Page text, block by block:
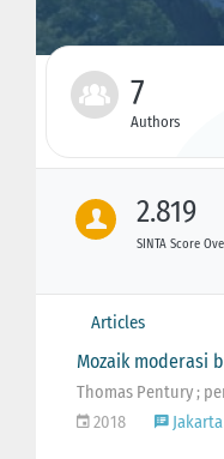
7
Authors
2.819
SINTA Score
Articles
Mozaik moderasi
Thomas Pentury ;
2018
Jakarta